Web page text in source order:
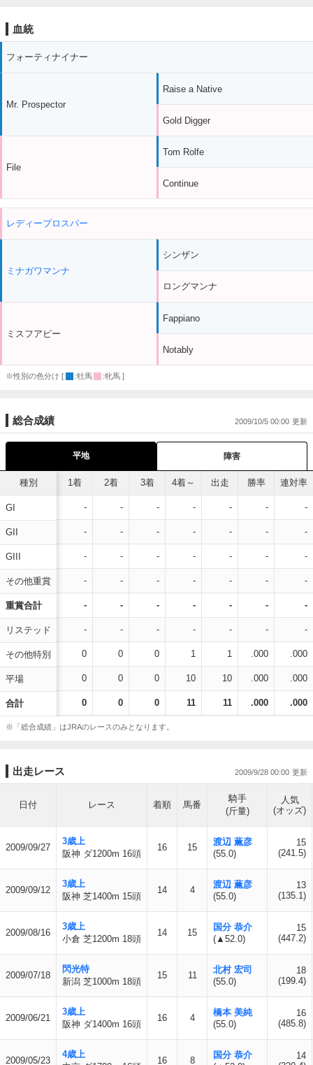
血統
フォーティナイナー
Mr. Prospector
File
Raise a Native
Gold Digger
Tom Rolfe
Continue
レディープロスパー
ミナガワマンナ
ミスフアピー
シンザン
ロングマンナ
Fappiano
Notably
※性別の色分け [ :牡馬 :牝馬 ]
総合成績 2009/10/5 00:00
平地 障害
種別
GI
GII
GIII
その他重賞
重賞合計
リステッド
その他特別
平場
合計
1着 2着 3着 4着～ 出走 勝率 連対率
- - - - - - -
- - - - - - -
- - - - - - -
- - - - - - -
- - - - - - -
- - - - - - -
0 0 0 1 1 .000 .000
0 0 0 10 10 .000 .000
0 0 0 11 11 .000 .000
※「総合成績」はJRAのレースのみとなります。
出走レース 2009/9/28 00:00
日付 レース 着順 馬番
騎手
(斤量)
人気
(オッズ)
2009/09/27
3歳上
阪神 ダ1200m 16頭
16 15
渡辺 薫彦
(55.0)
15
(241.5)
2009/09/12
3歳上
阪神 芝1400m 15頭
14 4
渡辺 薫彦
(55.0)
13
(135.1)
2009/08/16
3歳上
小倉 芝1200m 18頭
14 15
国分 恭介
(▲52.0)
15
(447.2)
2009/07/18
閃光特
新潟 芝1000m 18頭
15 11
北村 宏司
(55.0)
18
(199.4)
2009/06/21
3歳上
阪神 ダ1400m 16頭
16 4
橋本 美純
(55.0)
16
(485.8)
2009/05/23
4歳上
16 8
国分 恭介
14